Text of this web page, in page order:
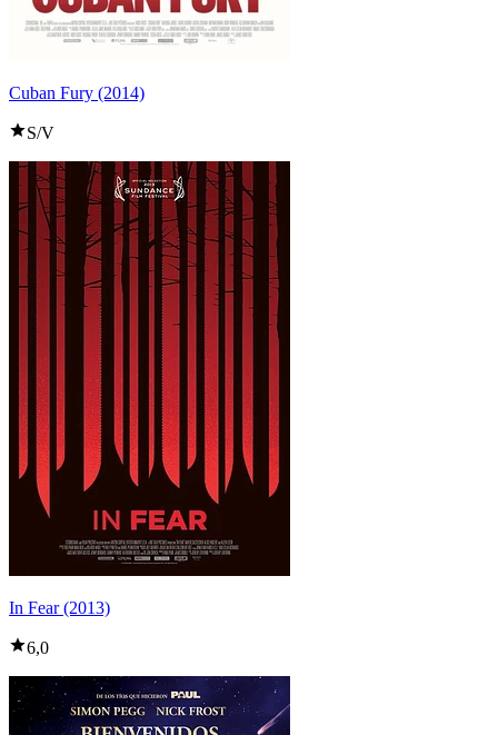
Cuban Fury (2014)
S/V
In Fear (2013)
6,0